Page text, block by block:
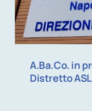
A.Ba.Co. in
Distretto